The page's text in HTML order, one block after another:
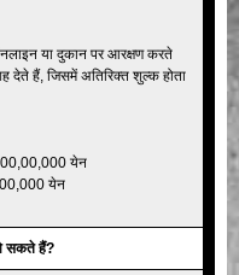
या दुकान पर आरक्षण करते
देते हैं, जिसमें अतिरिक्त शुल्क होता
येन
येन
सकते हैं?